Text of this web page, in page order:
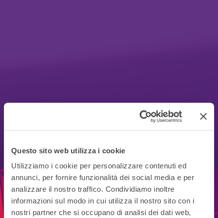
Questo sito web utilizza i cookie
Utilizziamo i cookie per personalizzare contenuti ed
annunci, per fornire funzionalità dei social media e per
analizzare il nostro traffico. Condividiamo inoltre
informazioni sul modo in cui utilizza il nostro sito con i
nostri partner che si occupano di analisi dei dati web,
PRODOTTI PER LA LOGISTICA